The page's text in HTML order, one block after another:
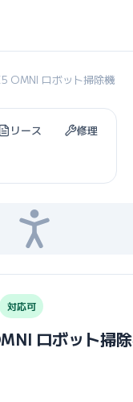
OMNI ロボット掃除機
リース
修理
対応可
ロボット掃